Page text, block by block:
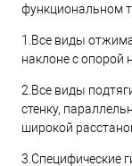
функциональном
1.Все виды
наклоне с опорой
2.Все виды
стенку,
широкой
3.Специфические